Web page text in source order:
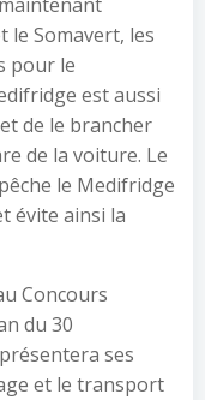
le Somavert, les
pour le
est aussi
de le brancher
de la voiture. Le
le Medifridge
évite ainsi la
Concours
du 30
ses
et le transport